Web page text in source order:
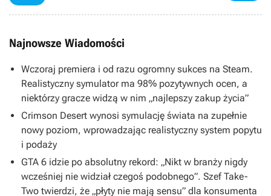
Najnowsze Wiadomości
Wczoraj premiera i od razu ogromny sukces na Steam.
Realistyczny symulator ma 98% pozytywnych ocen, a
niektórzy gracze widzą w nim „najlepszy zakup życia”
Crimson Desert wynosi symulację świata na zupełnie
nowy poziom, wprowadzając realistyczny system popytu
i podaży
GTA 6 idzie po absolutny rekord: „Nikt w branży nigdy
wcześniej nie widział czegoś podobnego”. Szef Take-
Two twierdzi, że „płyty nie mają sensu” dla konsumenta